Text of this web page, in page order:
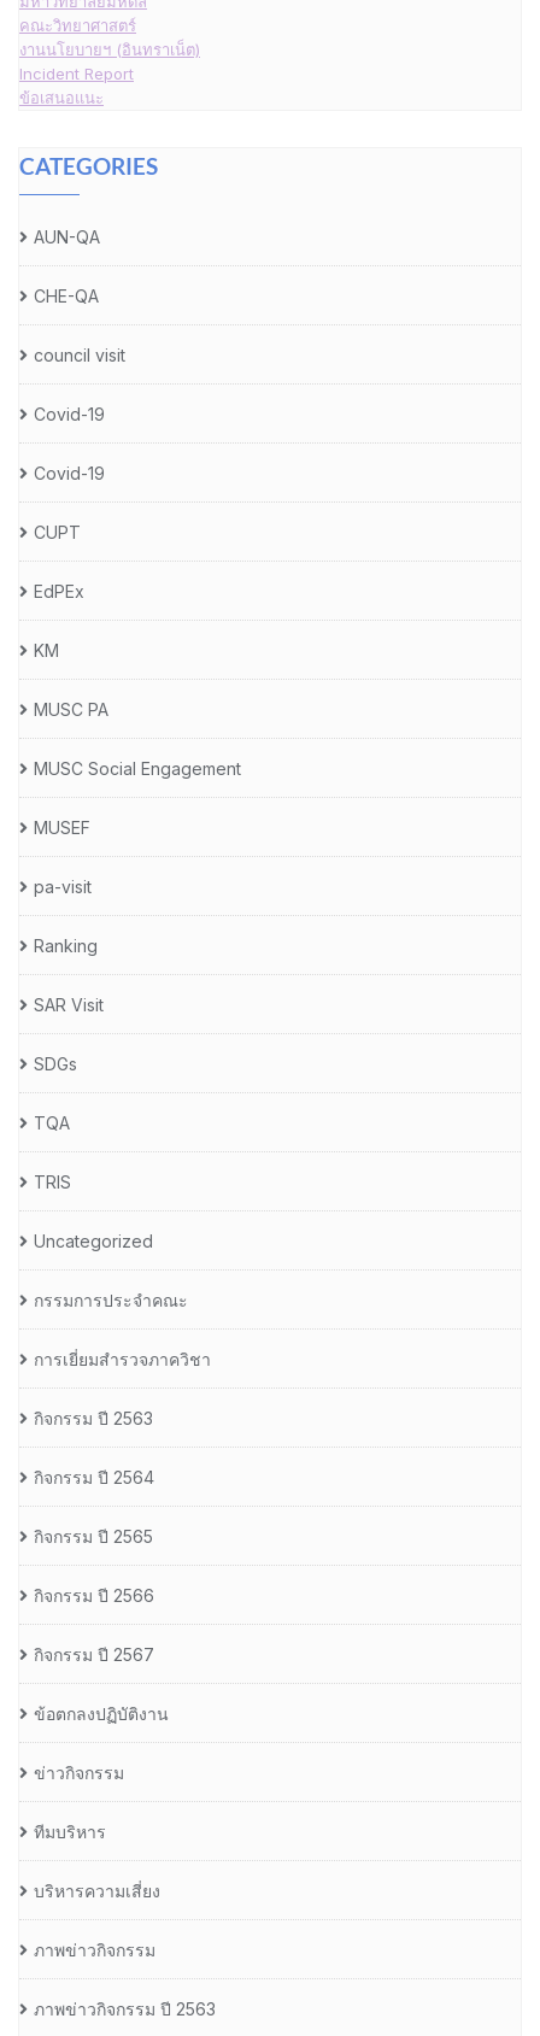
คณะวิทยาศาสตร์
งานนโยบายฯ (อินทราเน็ต)
Incident Report
ข้อเสนอแนะ
CATEGORIES
AUN-QA
CHE-QA
council visit
Covid-19
Covid-19
CUPT
EdPEx
KM
MUSC PA
MUSC Social Engagement
MUSEF
pa-visit
Ranking
SAR Visit
SDGs
TQA
TRIS
Uncategorized
กรรมการประจำคณะ
การเยี่ยมสำรวจภาควิชา
กิจกรรม ปี 2563
กิจกรรม ปี 2564
กิจกรรม ปี 2565
กิจกรรม ปี 2566
กิจกรรม ปี 2567
ข้อตกลงปฏิบัติงาน
ข่าวกิจกรรม
ทีมบริหาร
บริหารความเสี่ยง
ภาพข่าวกิจกรรม
ภาพข่าวกิจกรรม ปี 2563